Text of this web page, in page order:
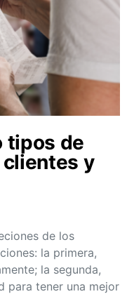
tipos de
y
de los
la primera,
la segunda,
para tener una mejor